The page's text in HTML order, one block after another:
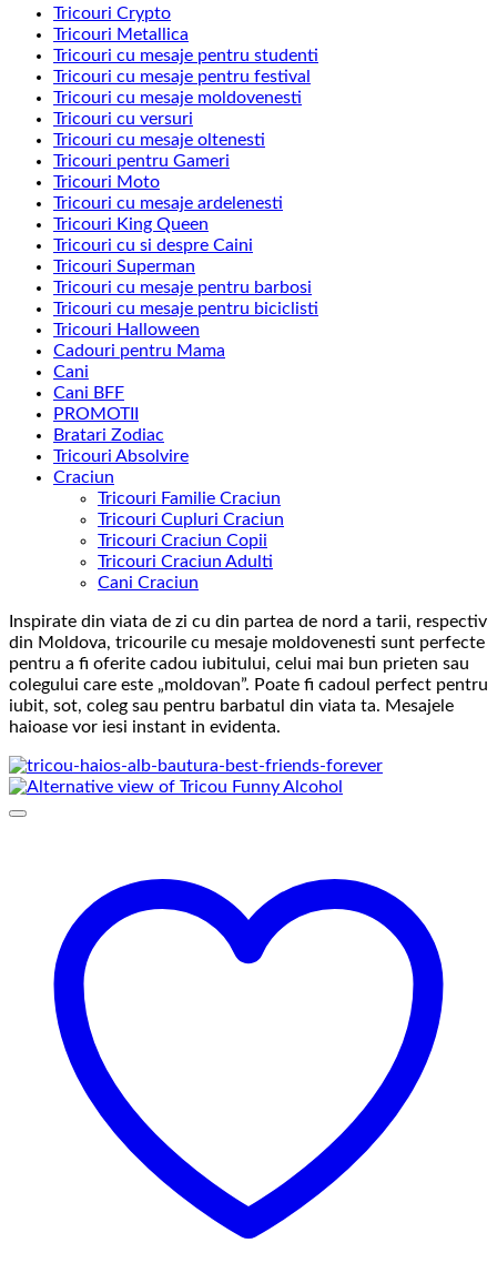
Tricouri Crypto
Tricouri Metallica
Tricouri cu mesaje pentru studenti
Tricouri cu mesaje pentru festival
Tricouri cu mesaje moldovenesti
Tricouri cu versuri
Tricouri cu mesaje oltenesti
Tricouri pentru Gameri
Tricouri Moto
Tricouri cu mesaje ardelenesti
Tricouri King Queen
Tricouri cu si despre Caini
Tricouri Superman
Tricouri cu mesaje pentru barbosi
Tricouri cu mesaje pentru biciclisti
Tricouri Halloween
Cadouri pentru Mama
Cani
Cani BFF
PROMOTII
Bratari Zodiac
Tricouri Absolvire
Craciun
Tricouri Familie Craciun
Tricouri Cupluri Craciun
Tricouri Craciun Copii
Tricouri Craciun Adulti
Cani Craciun
Inspirate din viata de zi cu din partea de nord a tarii, respectiv
din Moldova, tricourile cu mesaje moldovenesti sunt perfecte
pentru a fi oferite cadou iubitului, celui mai bun prieten sau
colegului care este „moldovan”. Poate fi cadoul perfect pentru
iubit, sot, coleg sau pentru barbatul din viata ta. Mesajele
haioase vor iesi instant in evidenta.